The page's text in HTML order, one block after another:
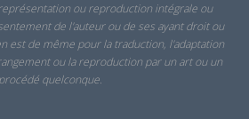
ou reproduction intégrale ou
de l'auteur ou de ses ayant droit ou
est de même pour la traduction, l'adaptation
ou la reproduction par un art ou un
procédé quelconque.